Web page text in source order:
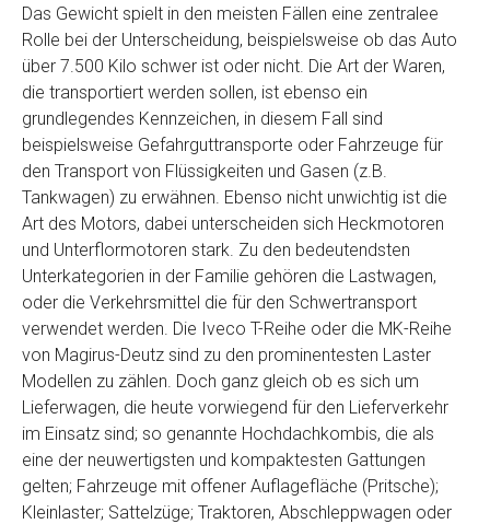
Name*
Telefon
Email
PLZ und Ort
Foto Nr. 1
Foto Nr. 2
Foto Nr. 3
Das Gewicht spielt in den meisten Fällen eine zentralee
Rolle bei der Unterscheidung, beispielsweise ob das Auto
über 7.500 Kilo schwer ist oder nicht. Die Art der Waren,
die transportiert werden sollen, ist ebenso ein
grundlegendes Kennzeichen, in diesem Fall sind
beispielsweise Gefahrguttransporte oder Fahrzeuge für
den Transport von Flüssigkeiten und Gasen (z.B.
Tankwagen) zu erwähnen. Ebenso nicht unwichtig ist die
Art des Motors, dabei unterscheiden sich Heckmotoren
und Unterflormotoren stark. Zu den bedeutendsten
Unterkategorien in der Familie gehören die Lastwagen,
oder die Verkehrsmittel die für den Schwertransport
verwendet werden. Die Iveco T-Reihe oder die MK-Reihe
von Magirus-Deutz sind zu den prominentesten Laster
Modellen zu zählen. Doch ganz gleich ob es sich um
Lieferwagen, die heute vorwiegend für den Lieferverkehr
im Einsatz sind; so genannte Hochdachkombis, die als
eine der neuwertigsten und kompaktesten Gattungen
gelten; Fahrzeuge mit offener Auflagefläche (Pritsche);
Kleinlaster; Sattelzüge; Traktoren, Abschleppwagen oder